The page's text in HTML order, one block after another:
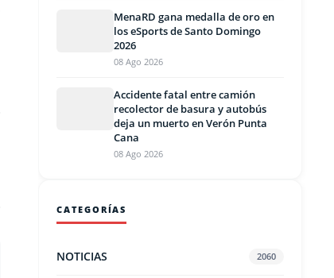
MenaRD gana medalla de oro en
los eSports de Santo Domingo
2026
08 Ago 2026
Accidente fatal entre camión
recolector de basura y autobús
deja un muerto en Verón Punta
Cana
08 Ago 2026
CATEGORÍAS
NOTICIAS 2060